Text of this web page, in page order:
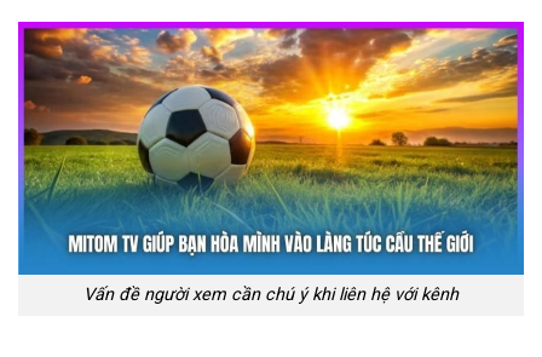
Vấn đề người xem cần chú ý khi liên hệ với kênh